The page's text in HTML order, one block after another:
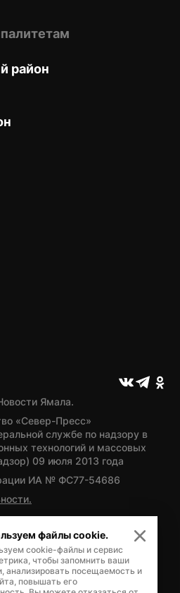
район
Ямала.
«Север-Пресс»
службе по надзору в
технологий и массовых
09 июля 2013 года
ИА № ФС77-54686
Поздеев
политики Ямало-
файлы cookie.
cookie-файлы и сервис
чтобы запомнить ваши
анализировать посещаемость и
повышать его